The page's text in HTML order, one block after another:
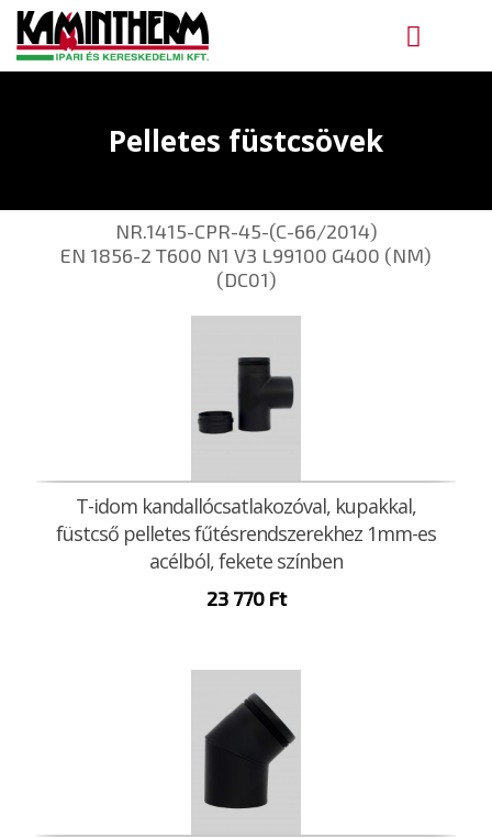
Pelletes füstcsövek
NR.1415-CPR-45-(C-66/2014)
EN 1856-2 T600 N1 V3 L99100 G400 (NM)
(DC01)
T-idom kandallócsatlakozóval, kupakkal,
füstcső pelletes fűtésrendszerekhez 1mm-es
acélból, fekete színben
23 770 Ft